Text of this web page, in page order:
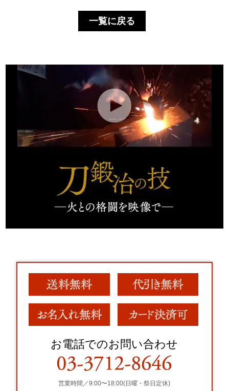
一覧に戻る
お電話でのお問い合わせ
営業時間／9:00〜18:00(日曜・祭日定休)